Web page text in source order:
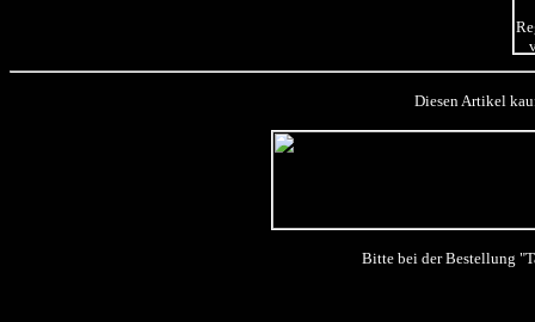
Diesen Artikel
Bitte bei der Bestellung